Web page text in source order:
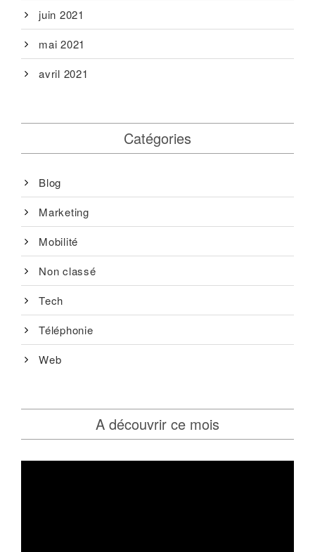
juin 2021
mai 2021
avril 2021
Catégories
Blog
Marketing
Mobilité
Non classé
Tech
Téléphonie
Web
A découvrir ce mois